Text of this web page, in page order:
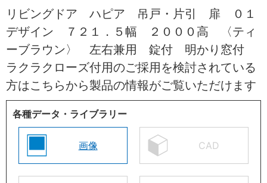
リビングドア ハピア 吊戸・片引 扉 ０１
デザイン ７２１．５幅 ２０００高 〈ティ
ーブラウン〉 左右兼用 錠付 明かり窓付
ラクラクローズ付用のご採用を検討されている
方はこちらから製品の情報がご覧いただけます
各種データ・ライブラリー
画像 CAD